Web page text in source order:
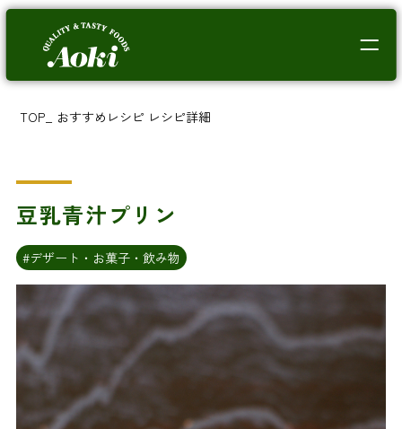
TOP おすすめレシピ レシピ詳細
豆乳青汁プリン
#デザート・お菓子・飲み物